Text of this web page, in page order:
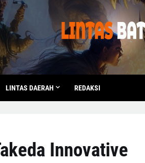
LINTAS DAERAH REDAKSI
Innovative